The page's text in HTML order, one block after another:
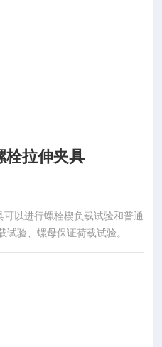
栓拉伸夹具
以进行螺栓楔负载试验和普通
验、螺母保证荷载试验。